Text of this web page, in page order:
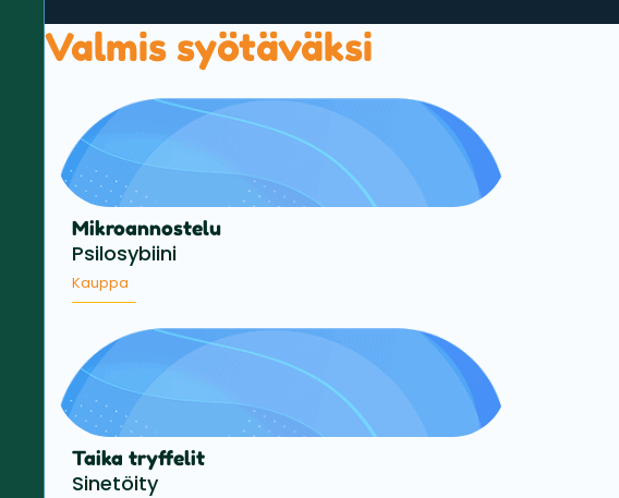
Valmis syötäväksi
Mikroannostelu
Psilosybiini
Kauppa
Taika tryffelit
Sinetöity